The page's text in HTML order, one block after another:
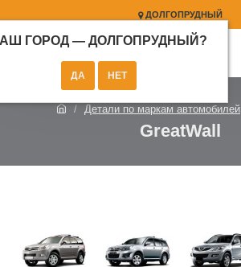
ДОЛГОПРУДНЫЙ
ГОРОД — ДОЛГОПРУДНЫЙ ?
Детали по маркам автомобилей
GreatWall